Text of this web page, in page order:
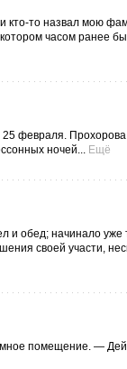
и кто-то назвал мою
часом ранее
февраля.
ночей... Ещё
и обед; начинало
своей участи,
помещение. —